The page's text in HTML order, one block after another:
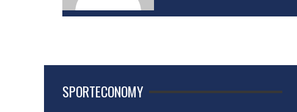
SPORTECONOMY